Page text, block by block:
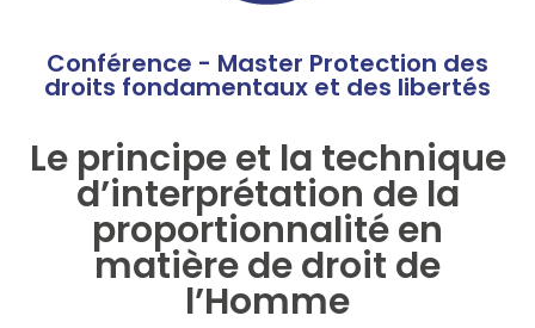
Conférence - Master Protection des
droits fondamentaux et des libertés
Le principe et la technique
d’interprétation de la
proportionnalité en
matière de droit de
l’Homme